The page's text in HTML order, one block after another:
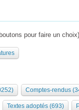
Bureau Collège des
pour faire un choix)
Comptes-rendus
Textes adoptés (693)